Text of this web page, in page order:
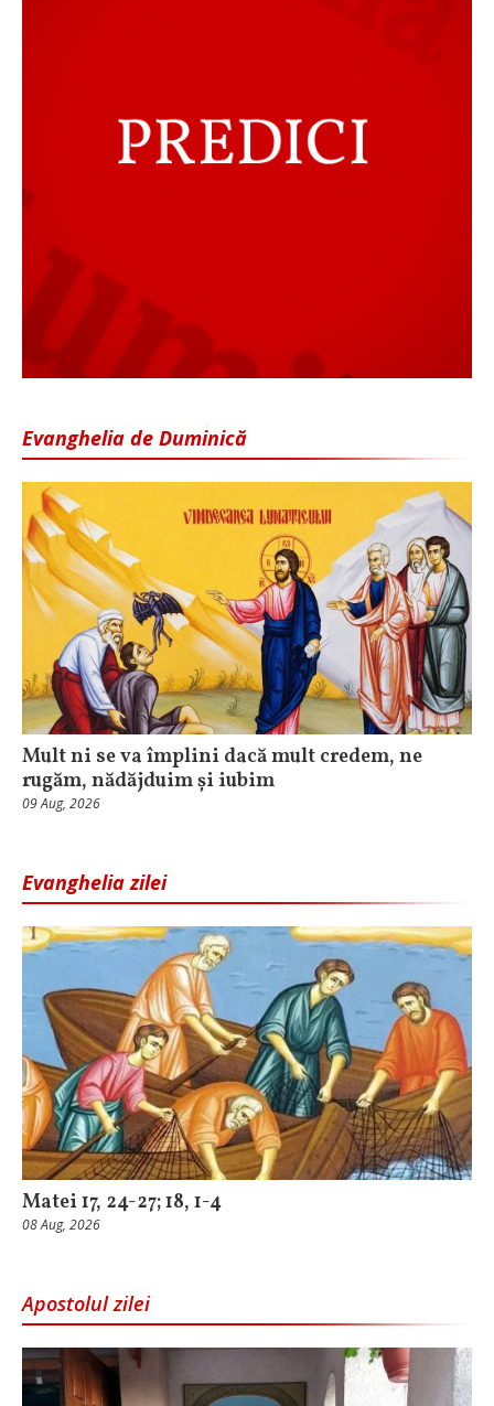
Evanghelia de Duminică
Mult ni se va împlini dacă mult credem, ne
rugăm, nădăjduim și iubim
09 Aug, 2026
Evanghelia zilei
Matei 17, 24-27; 18, 1-4
08 Aug, 2026
Apostolul zilei